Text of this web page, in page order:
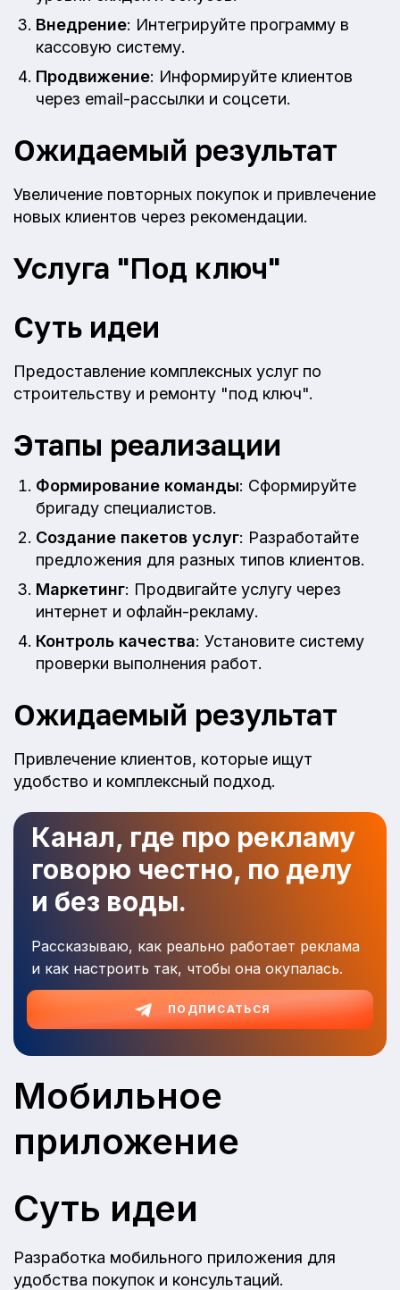
Внедрение: Интегрируйте программу в
кассовую систему.
Продвижение: Информируйте клиентов
через email-рассылки и соцсети.
Ожидаемый результат
Увеличение повторных покупок и привлечение
новых клиентов через рекомендации.
Услуга "Под ключ"
Суть идеи
Предоставление комплексных услуг по
строительству и ремонту "под ключ".
Этапы реализации
Формирование команды: Сформируйте
бригаду специалистов.
Создание пакетов услуг: Разработайте
предложения для разных типов клиентов.
Маркетинг: Продвигайте услугу через
интернет и офлайн-рекламу.
Контроль качества: Установите систему
проверки выполнения работ.
Ожидаемый результат
Привлечение клиентов, которые ищут
удобство и комплексный подход.
Канал, где про рекламу
говорю честно, по делу
и без воды.
Рассказываю, как реально работает реклама
и как настроить так, чтобы она окупалась.
ПОДПИСАТЬСЯ
Мобильное
приложение
Суть идеи
Разработка мобильного приложения для
удобства покупок и консультаций.